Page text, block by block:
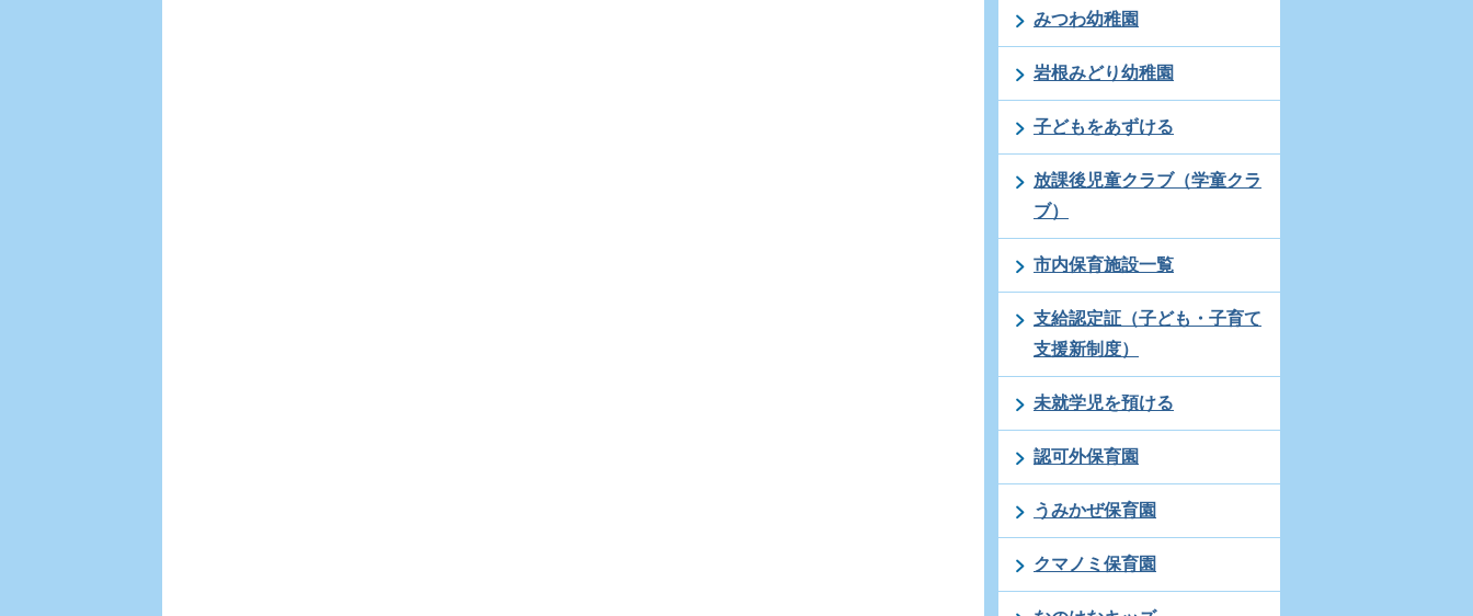
みつわ幼稚園
岩根みどり幼稚園
子どもをあずける
放課後児童クラブ（学童クラ
ブ）
市内保育施設一覧
支給認定証（子ども・子育て
支援新制度）
未就学児を預ける
認可外保育園
うみかぜ保育園
クマノミ保育園